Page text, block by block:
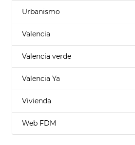
Urbanismo
Valencia
Valencia verde
Valencia Ya
Vivienda
Web FDM